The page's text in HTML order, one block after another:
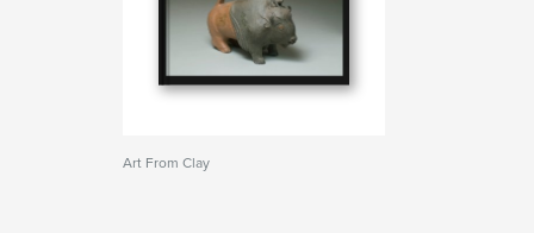
Art From Clay